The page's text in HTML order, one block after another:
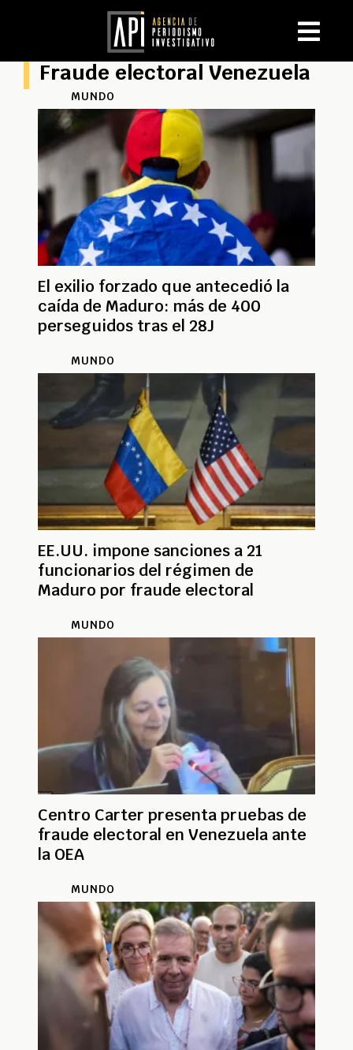
Fraude electoral Venezuela
MUNDO
El exilio forzado que antecedió la
caída de Maduro: más de 400
perseguidos tras el 28J
MUNDO
EE.UU. impone sanciones a 21
funcionarios del régimen de
Maduro por fraude electoral
MUNDO
Centro Carter presenta pruebas de
fraude electoral en Venezuela ante
la OEA
MUNDO